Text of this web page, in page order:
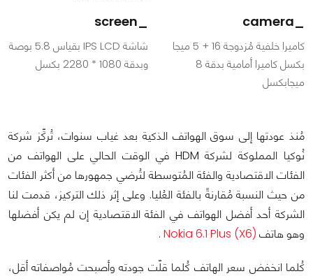
_camera
كاميرا خلفية مُزدوجة 16 + 5 ميجا
بكسل كاميرا أمامية بدقة 8
ميجابكسل
_screen
شاشة IPS LCD بقياس 5.8 بوصة
وبدقة 1080 * 2280 بكسل
مُنذ عودتها إلى سوق الهواتف الذكية بعد غياب سنوات، تُركِّز شركة
نُوكيا المملوكة لشركة HDM في الوقت الحالي على الهواتف من
الفئات الاقتصادية والفئة المُتوسطة لتُرضي جمهورها من أكثر الفئات
من حيث النسبة مُقارنةً بالفئة العُليا. وعلى إثر ذلك التركيز، قدمت لنا
الشركة أحد أفضل الهواتف في الفئة الاقتصادية إن لم يكن أفضلها
وهو هاتف Nokia 6.1 Plus (X6)
.
كُلما انخفض سعر الهاتف كُلما قلّت جودته وأصبحت مُواصفاته أقل،